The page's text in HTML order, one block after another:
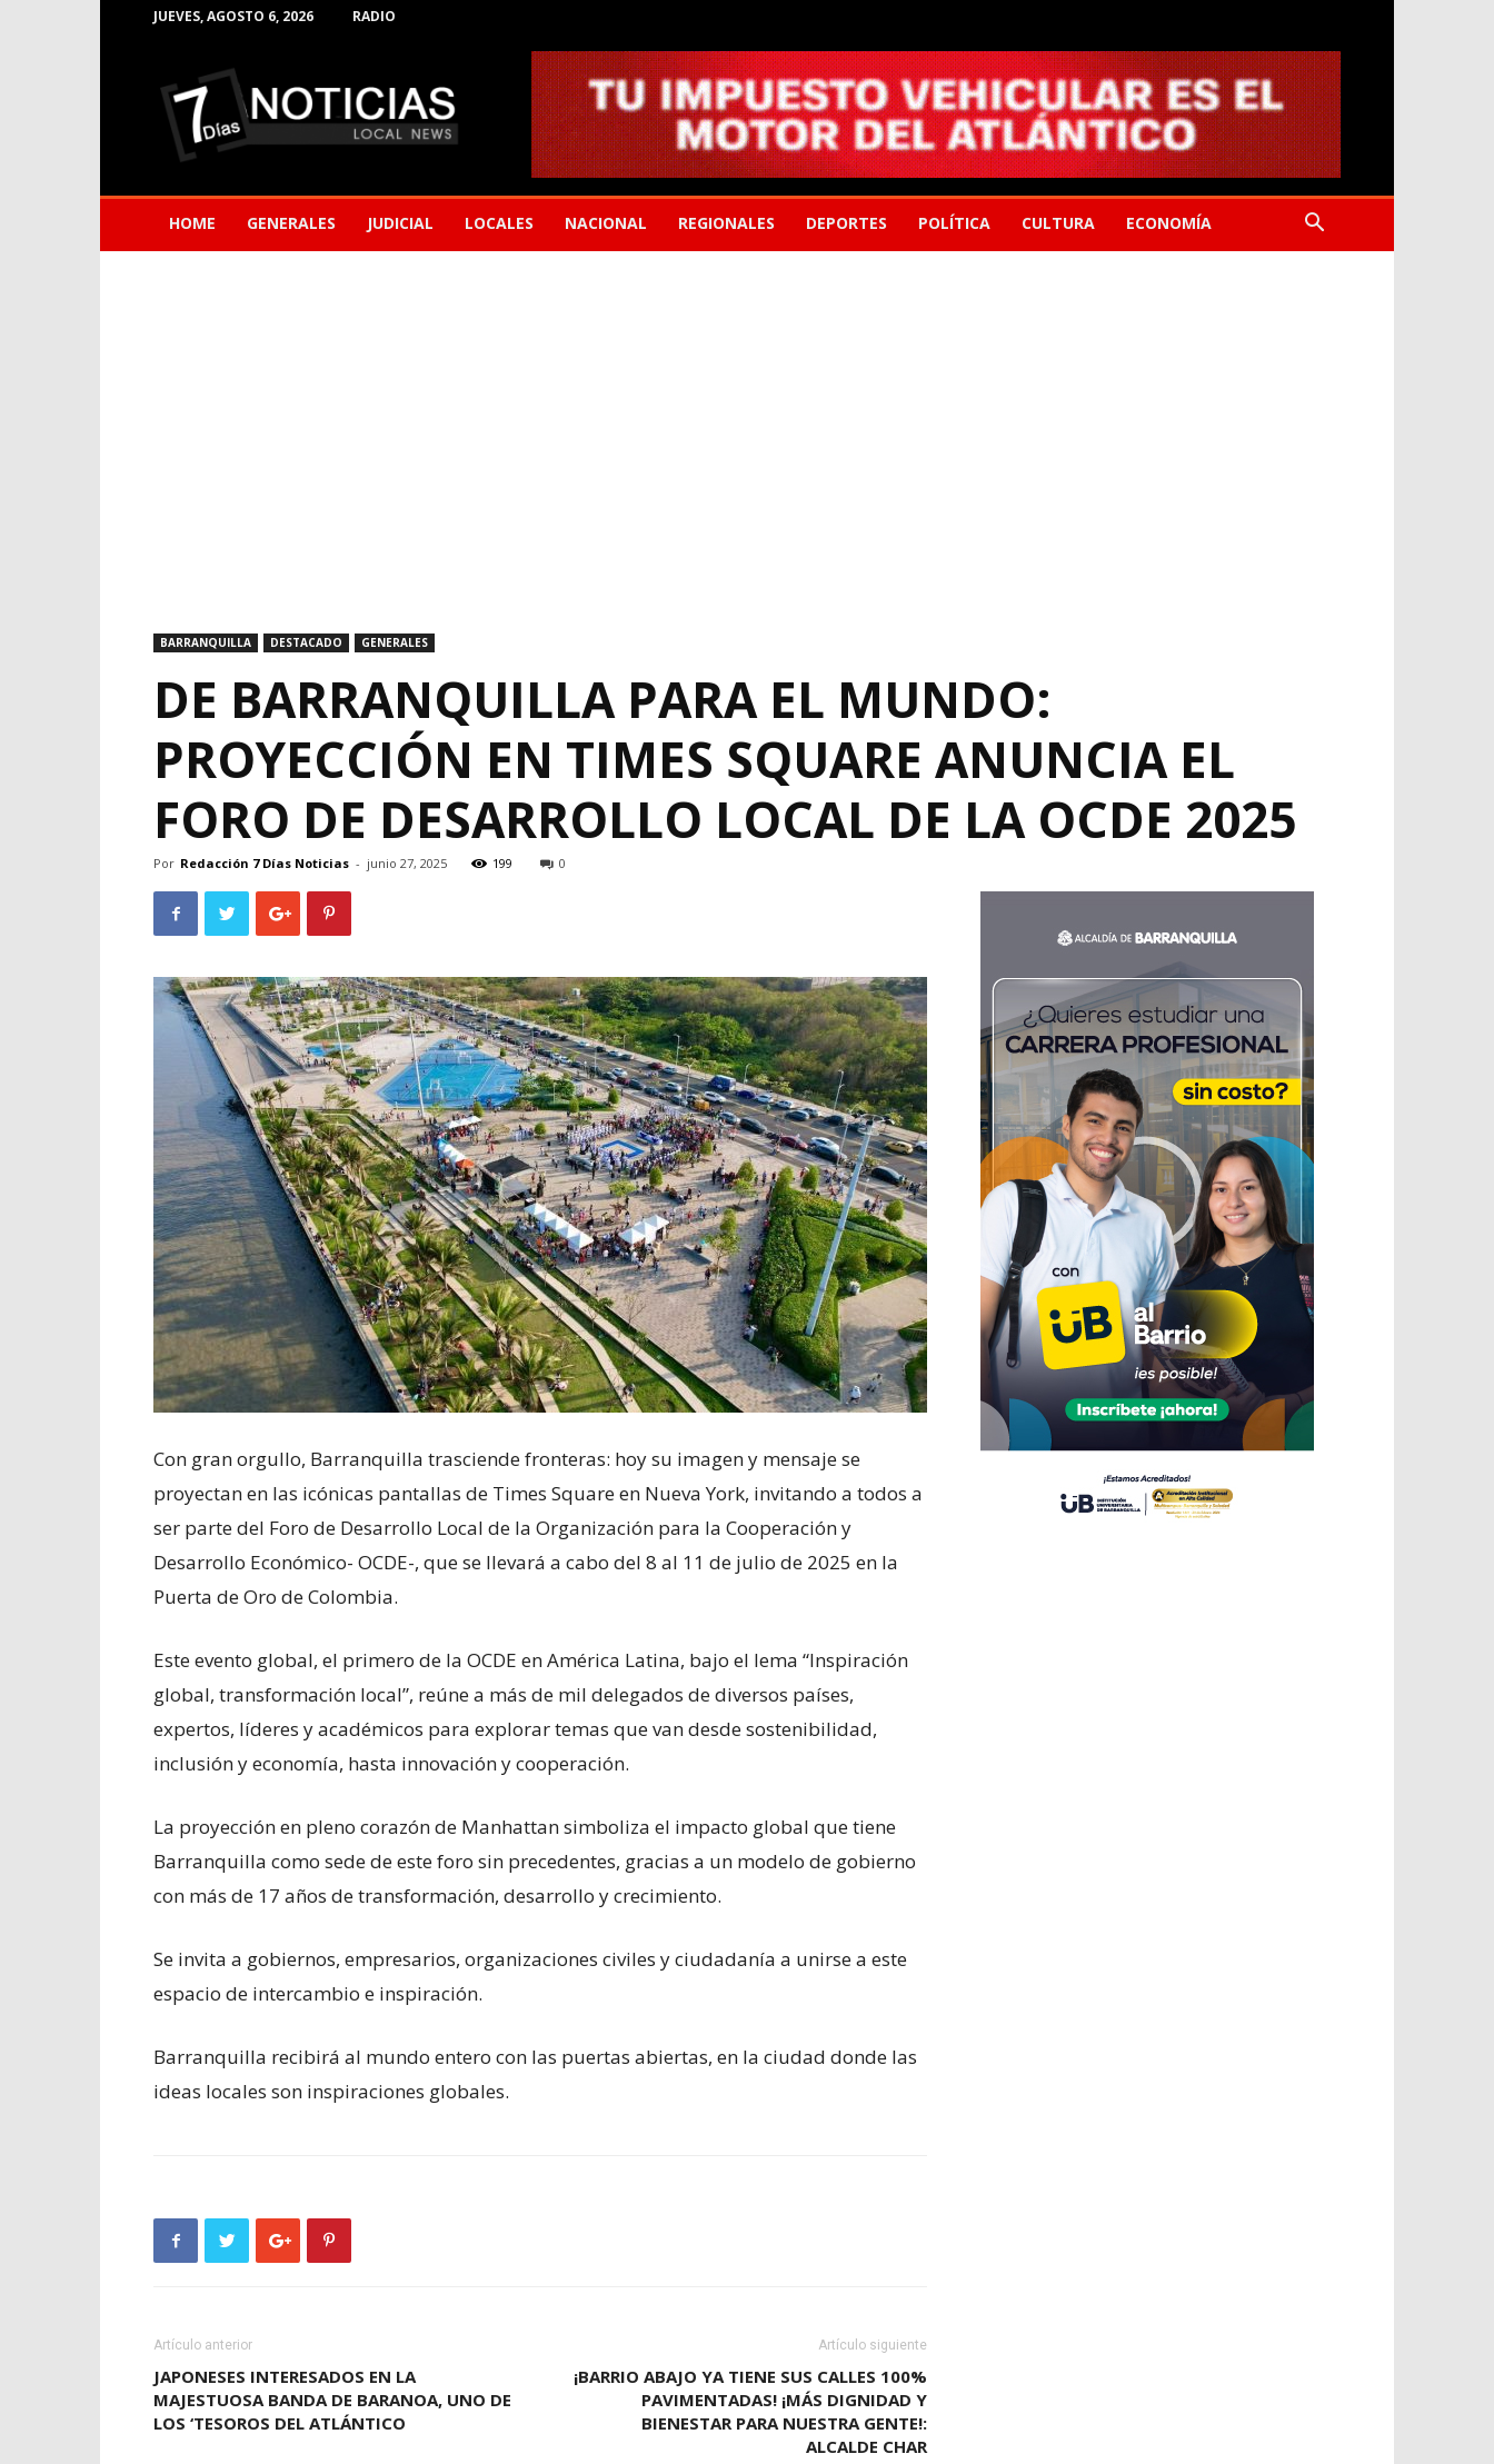
JUEVES, AGOSTO 6, 2026 RADIO
Noticias
de
Barranquilla
HOME GENERALES JUDICIAL LOCALES NACIONAL REGIONALES DEPORTES POLÍTICA CULTURA ECONOMÍA
BARRANQUILLA DESTACADO GENERALES
DE BARRANQUILLA PARA EL MUNDO:
PROYECCIÓN EN TIMES SQUARE ANUNCIA EL
FORO DE DESARROLLO LOCAL DE LA OCDE 2025
Por Redacción 7 Días Noticias - junio 27, 2025 199 0
Con gran orgullo, Barranquilla trasciende fronteras: hoy su imagen y mensaje se
proyectan en las icónicas pantallas de Times Square en Nueva York, invitando a todos a
ser parte del Foro de Desarrollo Local de la Organización para la Cooperación y
Desarrollo Económico- OCDE-, que se llevará a cabo del 8 al 11 de julio de 2025 en la
Puerta de Oro de Colombia.
Este evento global, el primero de la OCDE en América Latina, bajo el lema “Inspiración
global, transformación local”, reúne a más de mil delegados de diversos países,
expertos, líderes y académicos para explorar temas que van desde sostenibilidad,
inclusión y economía, hasta innovación y cooperación.
La proyección en pleno corazón de Manhattan simboliza el impacto global que tiene
Barranquilla como sede de este foro sin precedentes, gracias a un modelo de gobierno
con más de 17 años de transformación, desarrollo y crecimiento.
Se invita a gobiernos, empresarios, organizaciones civiles y ciudadanía a unirse a este
espacio de intercambio e inspiración.
Barranquilla recibirá al mundo entero con las puertas abiertas, en la ciudad donde las
ideas locales son inspiraciones globales.
Artículo anterior
JAPONESES INTERESADOS EN LA
MAJESTUOSA BANDA DE BARANOA, UNO DE
LOS ‘TESOROS DEL ATLÁNTICO
Artículo siguiente
¡BARRIO ABAJO YA TIENE SUS CALLES 100%
PAVIMENTADAS! ¡MÁS DIGNIDAD Y
BIENESTAR PARA NUESTRA GENTE!:
ALCALDE CHAR